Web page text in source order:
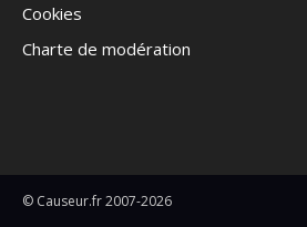
Cookies
Charte de modération
© Causeur.fr 2007-2026